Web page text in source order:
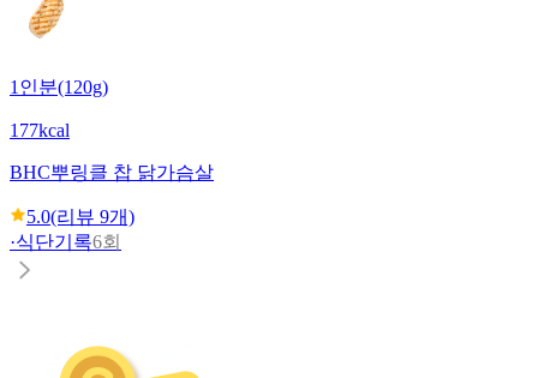
1인분(120g)
177kcal
BHC뿌링클 찹 닭가슴살
5.0(리뷰 9개)
·식단기록6회